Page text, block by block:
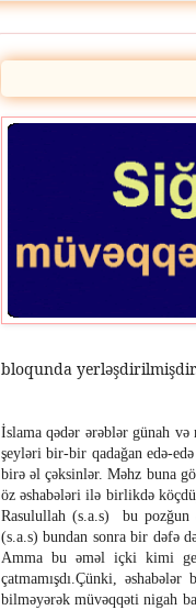
bloqunda
İslama qədər ərəblər günah və
şeyləri bir-bir qadağan edə-
birə əl çəksinlər. Məhz buna
öz əshabələri ilə birlikdə
Rasulullah (s.a.s)
bu pozğun
(s.a.s) bundan sonra bir dəfə
Amma bu əməl içki kimi
çatmamışdı.Çünki, əshabələr
bilməyərək müvəqqəti nigah